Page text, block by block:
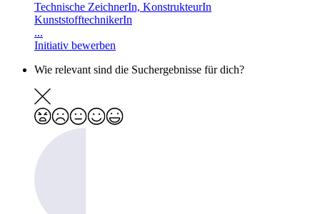
Technische ZeichnerIn, KonstrukteurIn
KunststofftechnikerIn
...
Initiativ bewerben
Wie relevant sind die Suchergebnisse für dich?